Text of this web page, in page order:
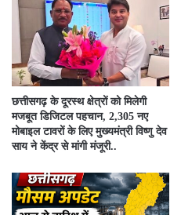
छत्तीसगढ़ के दूरस्थ क्षेत्रों को मिलेगी
मजबूत डिजिटल पहचान, 2,305 नए
मोबाइल टावरों के लिए मुख्यमंत्री विष्णु देव
साय ने केंद्र से मांगी मंजूरी..